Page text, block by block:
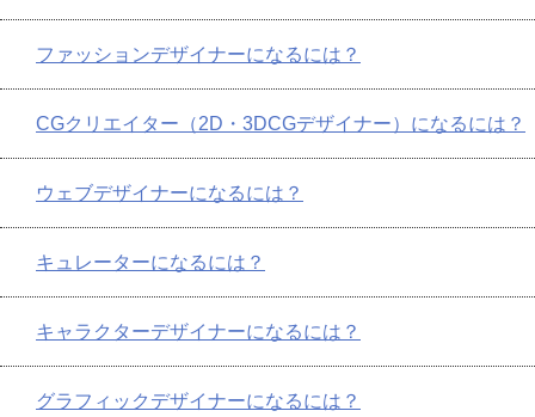
ファッションデザイナーになるには？
CGクリエイター（2D・3DCGデザイナー）になるには？
ウェブデザイナーになるには？
キュレーターになるには？
キャラクターデザイナーになるには？
グラフィックデザイナーになるには？